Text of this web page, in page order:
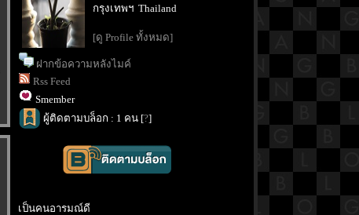
กรุงเทพฯ Thailand
[ดู Profile ทั้งหมด]
ฝากข้อความหลังไมค์
Rss Feed
Smember
ผู้ติดตามบล็อก : 1 คน [?]
เป็นคนอารมณ์ดี